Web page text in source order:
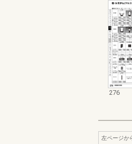
276
左ページか